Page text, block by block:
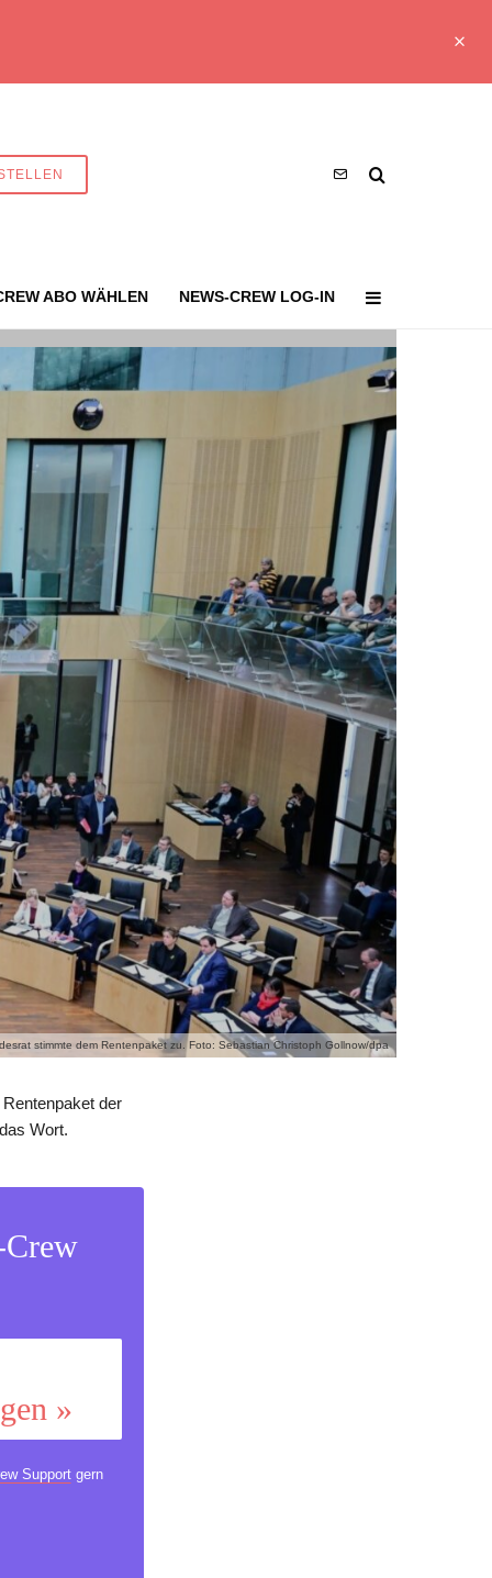
ABO WÄHLEN NEWS-CREW LOG-IN
stimmte dem Rentenpaket zu. Foto: Sebastian Christoph Gollnow/dpa
der
Wort.
»
Supportgern